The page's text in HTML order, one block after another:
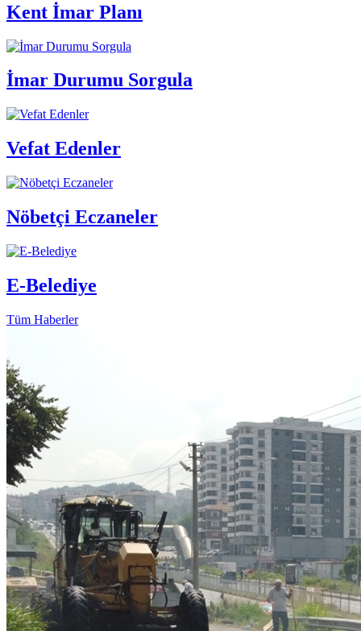
Kent İmar Planı
İmar Durumu Sorgula
Vefat Edenler
Nöbetçi Eczaneler
E-Belediye
Tüm Haberler